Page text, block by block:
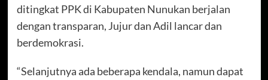
ditingkat PPK di Kabupaten Nunukan berjalan
dengan transparan, Jujur dan Adil lancar dan
berdemokrasi.
“Selanjutnya ada beberapa kendala, namun dapat